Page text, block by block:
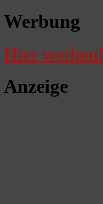
Werbung
Hier werben!
Anzeige